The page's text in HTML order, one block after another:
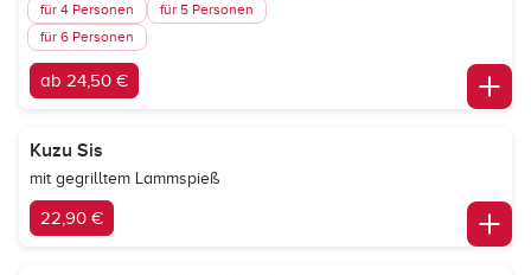
für 4 Personen
für 5 Personen
für 6 Personen
ab 24,50 €
Kuzu Sis
mit gegrilltem Lammspieß
22,90 €